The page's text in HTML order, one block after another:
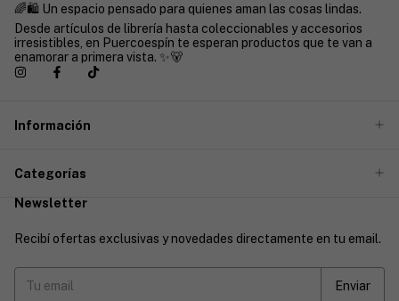
🌈🛍️ Un espacio pensado para quienes aman las cosas lindas.
Desde artículos de librería hasta coleccionables y accesorios
irresistibles, en Puercoespín te esperan productos que te van a
enamorar a primera vista. ✨🐻
Información
Categorías
Newsletter
Recibí ofertas exclusivas y novedades directamente en tu email.